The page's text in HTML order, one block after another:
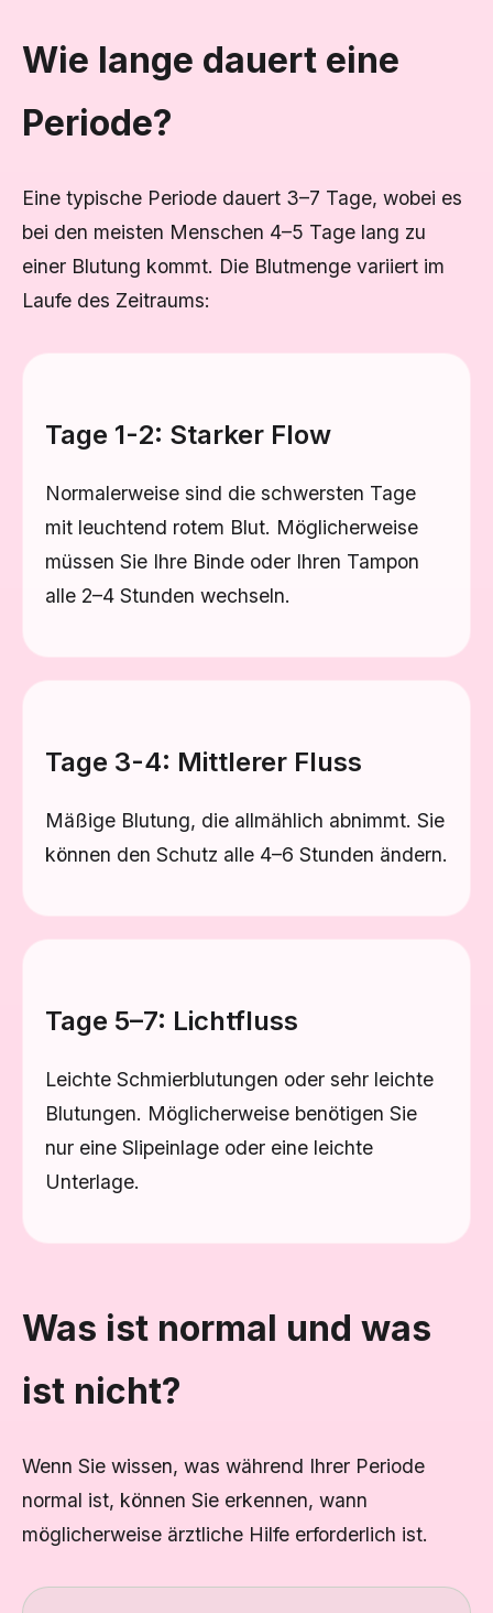
Wie lange dauert eine
Periode?
Eine typische Periode dauert 3–7 Tage, wobei es
bei den meisten Menschen 4–5 Tage lang zu
einer Blutung kommt. Die Blutmenge variiert im
Laufe des Zeitraums:
Tage 1-2: Starker Flow
Normalerweise sind die schwersten Tage
mit leuchtend rotem Blut. Möglicherweise
müssen Sie Ihre Binde oder Ihren Tampon
alle 2–4 Stunden wechseln.
Tage 3-4: Mittlerer Fluss
Mäßige Blutung, die allmählich abnimmt. Sie
können den Schutz alle 4–6 Stunden ändern.
Tage 5–7: Lichtfluss
Leichte Schmierblutungen oder sehr leichte
Blutungen. Möglicherweise benötigen Sie
nur eine Slipeinlage oder eine leichte
Unterlage.
Was ist normal und was
ist nicht?
Wenn Sie wissen, was während Ihrer Periode
normal ist, können Sie erkennen, wann
möglicherweise ärztliche Hilfe erforderlich ist.